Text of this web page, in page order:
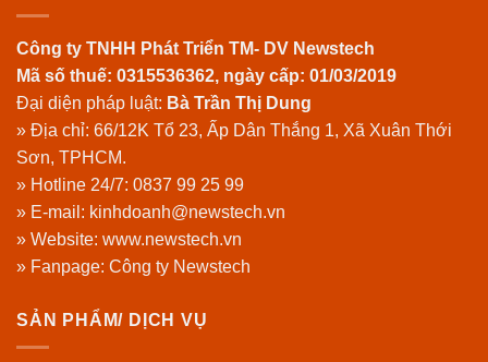
Công ty TNHH Phát Triển TM- DV Newstech
Mã số thuế: 0315536362, ngày cấp: 01/03/2019
Đại diện pháp luật: Bà Trần Thị Dung
» Địa chỉ: 66/12K Tổ 23, Ấp Dân Thắng 1, Xã Xuân Thới
Sơn, TPHCM.
» Hotline 24/7: 0837 99 25 99
» E-mail: kinhdoanh@newstech.vn
» Website: www.newstech.vn
» Fanpage: Công ty Newstech
SẢN PHẨM/ DỊCH VỤ